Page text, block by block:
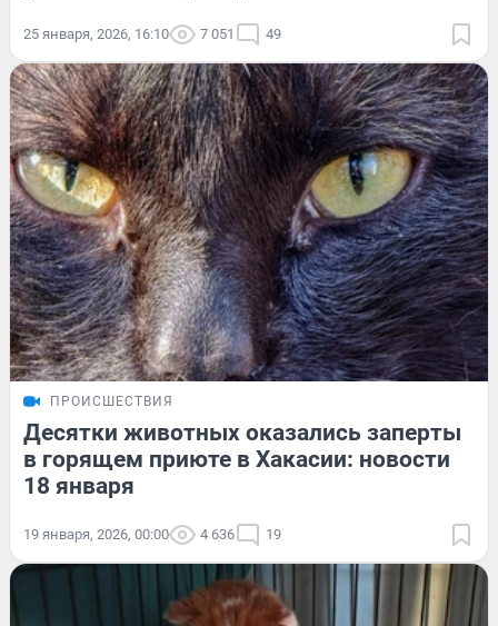
25 января, 2026, 16:10 7 051 49
ПРОИСШЕСТВИЯ
Десятки животных оказались заперты
в горящем приюте в Хакасии: новости
18 января
19 января, 2026, 00:00 4 636 19